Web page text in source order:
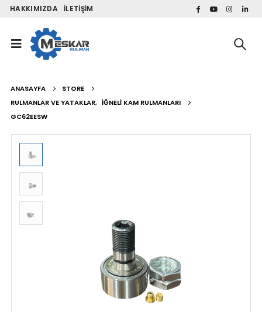
HAKKIMIZDA İLETIŞIM
ANASAYFA
STORE
RULMANLAR VE YATAKLAR, İĞNELI KAM RULMANLARI
GC62EESW